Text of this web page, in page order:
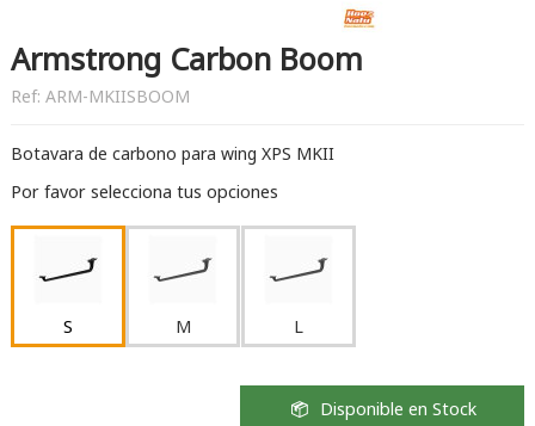
Armstrong Carbon Boom
Ref: ARM-MKIISBOOM
Botavara de carbono para wing XPS MKII
Por favor selecciona tus opciones
S M L
Disponible en Stock